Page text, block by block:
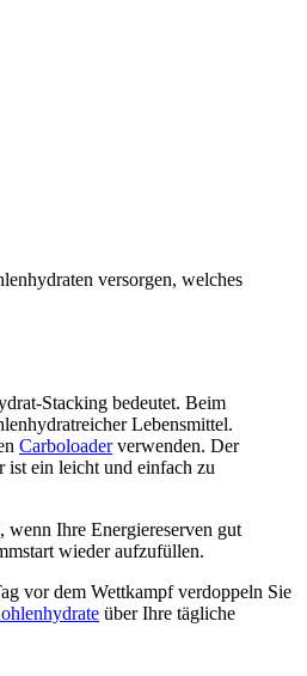
versorgen, welches
Stacking bedeutet. Beim
Lebensmittel.
Carboloaderverwenden. Der
ist ein leicht und einfach zu
Ihre Energiereserven gut
wieder aufzufüllen.
vor dem Wettkampf verdoppeln Sie
über Ihre tägliche